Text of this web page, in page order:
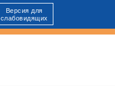
Версия для
слабовидящих